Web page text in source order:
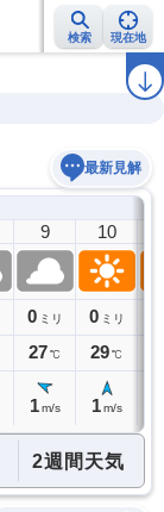
検索 現在地
ラ
最新見解
9
0 ミリ
27℃
1 m/s
10
0 ミリ
29℃
1 m/s
2週間天気